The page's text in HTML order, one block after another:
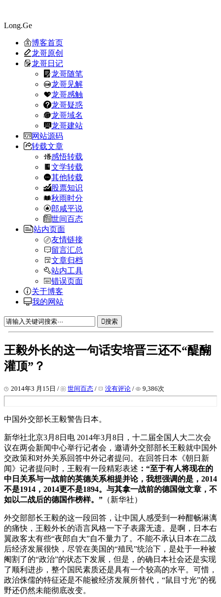
Long.Ge
博客首页
龙哥原创
龙哥日记
龙哥随笔
龙哥见解
龙哥感触
龙哥疑惑
龙哥域名
龙哥建站
网站源码
转载文章
感悟转载
文学转载
其他转载
股票知识
秋雨时分
郎咸平说
世间百态
站内页面
友情链接
留言汇总
文章归档
站内工具
错误页面
关于博客
我的网站
搜索
王毅外长的这一句话安培晋三还不“醍醐
灌顶”？
2014年3 月15日 / 世间百态 / 没有评论 / 9,386次
中国外交部长王毅警告日本。
新华社北京3月8日电 2014年3月8日，十二届全国人大二次会
议在两会新闻中心举行记者会，邀请外交部部长王毅就中国外
交政策和对外关系回答中外记者提问。在回答日本《朝日新
闻》记者提问时，王毅有一段精彩表述 ：“至于有人将现在的
中日关系与一战前的英德关系相提并论，我想强调的是，2014
不是1914，2014更不是1894。与其拿一战前的德国做文章，不
如以二战后的德国作榜样。” （新华社）
外交部部长王毅的这一段回答，让中国人感受到一种酣畅淋漓
的痛快，王毅外长的语言风格一下子表露无遗。是啊，日本右
翼政客太有些“夜郎自大”自不量力了。不能不承认日本在二战
后经济发展很快，尽管在美国的“殖民”统治下，是处于一种被
阉割了的“政治”的状态下发展，但是，的确日本社会还是实现
了顺利进步，整个国民素质还是具有一个较高的水平。可惜，
政治侏儒的特征还是不能被经济发展所替代，“鼠目寸光”的视
野还仍然未能彻底改变。